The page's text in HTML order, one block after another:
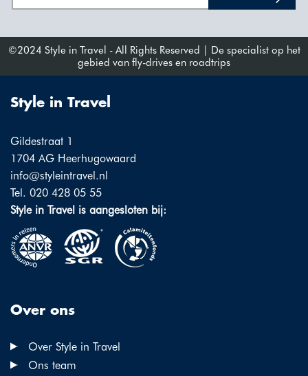
©2024 Style in Travel - All Rights Reserved | De specialist op het
gebied van fly-drives en roadtrips
Style in Travel
Gildestraat 1
1704 AG Heerhugowaard
info@styleintravel.nl
Tel. 020 428 05 55
Style in Travel is aangesloten bij:
Over ons
Over Style in Travel
Ons team